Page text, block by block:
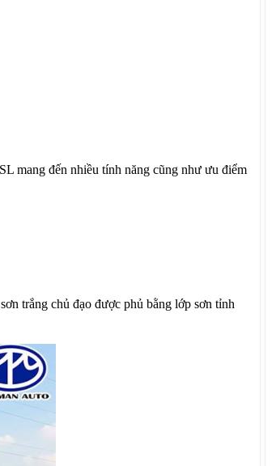
mang đến nhiều tính năng cũng như ưu điểm
sơn trắngchủ đạo được phủ bằng lớp sơn tỉnh